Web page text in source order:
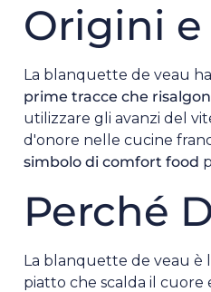
Origini e
La blanquette de veau
prime tracce che
utilizzare gli avanzi del
d'onore nelle cucine
simbolo di comfort food
Perché
La blanquette de veau è
piatto che scalda il cuore